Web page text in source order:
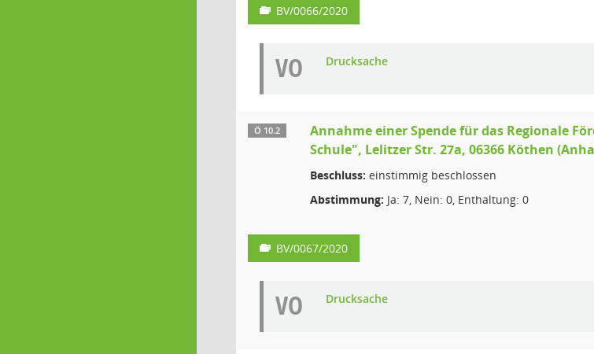
BV/0066/2020
VO Drucksache
Ö 10.2
Annahme einer Spende für das Regionale
Schule", Lelitzer Str. 27a, 06366 Köthen
Beschluss: einstimmig beschlossen
Abstimmung: Ja: 7, Nein: 0, Enthaltung: 0
BV/0067/2020
VO Drucksache